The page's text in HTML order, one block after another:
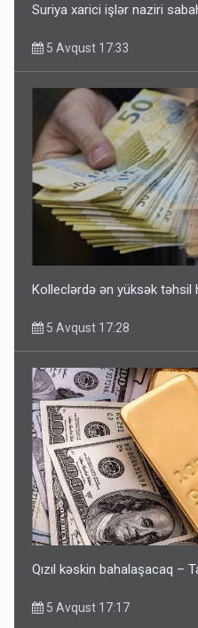
Suriya xarici işlər naziri
5 Avqust 17:33
Kolleclərdə ən yüksək təhsil
5 Avqust 17:28
Qızıl kəskin bahalaşacaq –
5 Avqust 17:17